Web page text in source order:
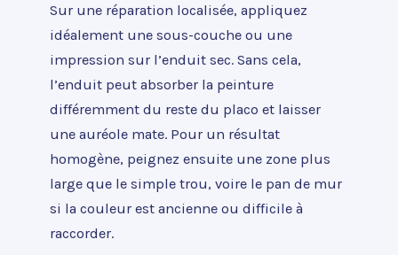
Sur une réparation localisée, appliquez
idéalement une sous-couche ou une
impression sur l’enduit sec. Sans cela,
l’enduit peut absorber la peinture
différemment du reste du placo et laisser
une auréole mate. Pour un résultat
homogène, peignez ensuite une zone plus
large que le simple trou, voire le pan de mur
si la couleur est ancienne ou difficile à
raccorder.